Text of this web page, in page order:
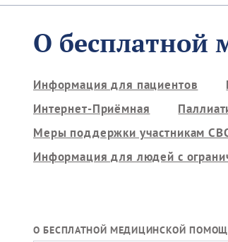
О бесплатной
Информация для пациентов
Интернет-Приёмная
Меры поддержки участникам
Информация для людей с
О БЕСПЛАТНОЙ МЕДИЦИНСКОЙ